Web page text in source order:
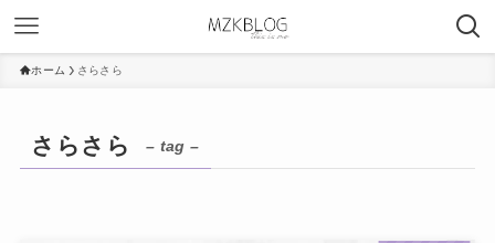
ホーム さらさら
さらさら – tag –